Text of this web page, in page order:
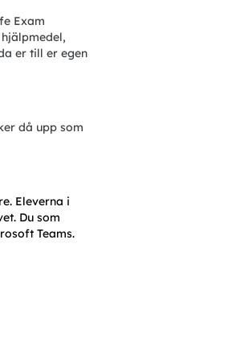
Exam
er till er egen
då upp som
Eleverna i
Du som
Teams.